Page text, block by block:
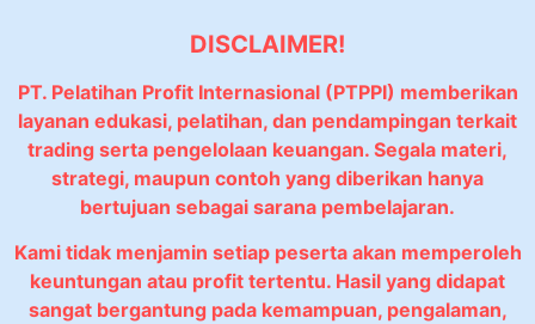
DISCLAIMER!
PT. Pelatihan Profit Internasional (PTPPI) memberikan
layanan edukasi, pelatihan, dan pendampingan terkait
trading serta pengelolaan keuangan. Segala materi,
strategi, maupun contoh yang diberikan hanya
bertujuan sebagai sarana pembelajaran.
Kami tidak menjamin setiap peserta akan memperoleh
keuntungan atau profit tertentu. Hasil yang didapat
sangat bergantung pada kemampuan, pengalaman,